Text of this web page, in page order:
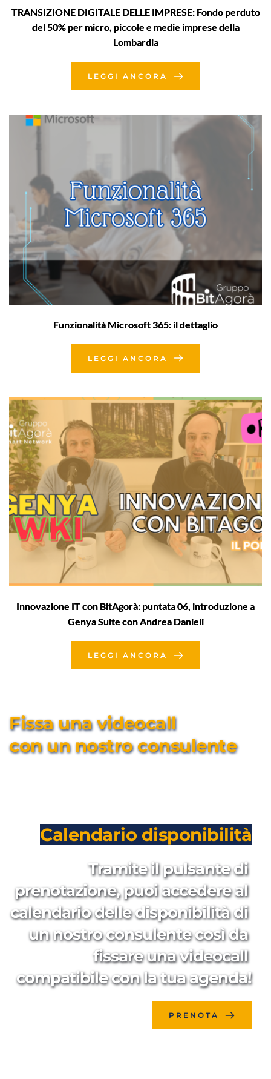
TRANSIZIONE DIGITALE DELLE IMPRESE: Fondo perduto
del 50% per micro, piccole e medie imprese della
Lombardia
LEGGI ANCORA
Funzionalità Microsoft 365: il dettaglio
LEGGI ANCORA
Innovazione IT con BitAgorà: puntata 06, introduzione a
Genya Suite con Andrea Danieli
LEGGI ANCORA
Fissa una videocall
con un nostro consulente
Calendario disponibilità
Tramite il pulsante di
prenotazione, puoi accedere al
calendario delle disponibilità di
un nostro consulente così da
fissare una videocall
compatibile con la tua agenda!
PRENOTA